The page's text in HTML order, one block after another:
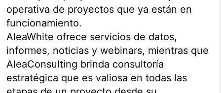
operativa de proyectos que ya están en
funcionamiento.
AleaWhite ofrece servicios de datos,
informes, noticias y webinars, mientras que
AleaConsulting brinda consultoría
estratégica que es valiosa en todas las